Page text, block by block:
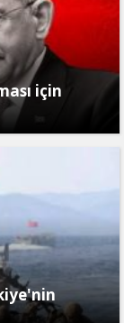
için